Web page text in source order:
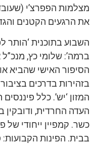
מצלמות הפפרצ’י
את הרגעים הקטנים
השבוע בתוכנית ‘הותר
ברמה’: שלומי כץ, מנכ”ל
הסיפור האישי שהביא
בזהירות בדרכים
המזון ‘יש’. כלל
העדה החרדית, ודובקין
כשר. קמפיין ייחודי של
בבית. הפינות